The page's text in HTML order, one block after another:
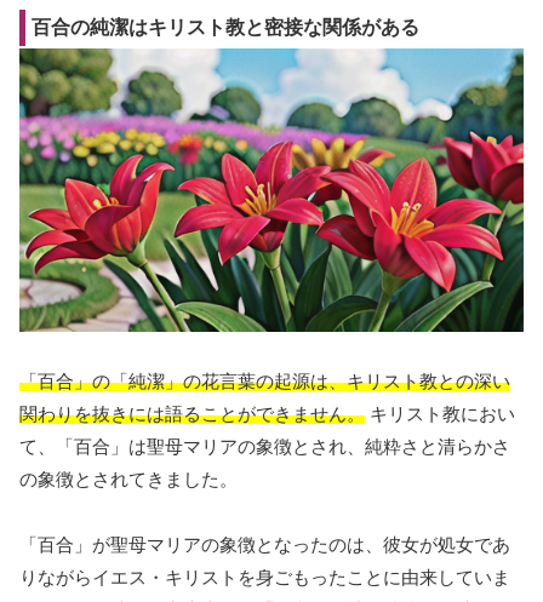
百合の純潔はキリスト教と密接な関係がある
「百合」の「純潔」の花言葉の起源は、キリスト教との深い
関わりを抜きには語ることができません。 キリスト教におい
て、「百合」は聖母マリアの象徴とされ、純粋さと清らかさ
の象徴とされてきました。
「百合」が聖母マリアの象徴となったのは、彼女が処女であ
りながらイエス・キリストを身ごもったことに由来していま